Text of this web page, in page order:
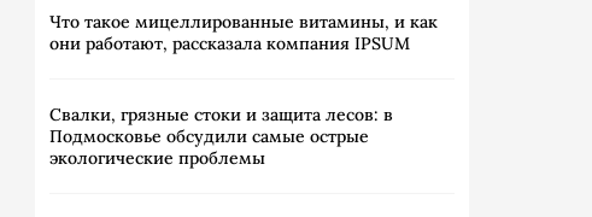
Что такое мицеллированные витамины, и как
они работают, рассказала компания IPSUM
Свалки, грязные стоки и защита лесов: в
Подмосковье обсудили самые острые
экологические проблемы